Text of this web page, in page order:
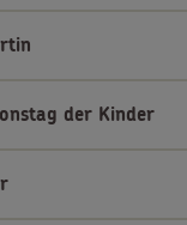
der Kinder